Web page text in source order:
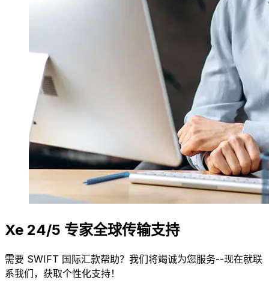
Xe 24/5 专家全球传输支持
需要 SWIFT 国际汇款帮助？我们将竭诚为您服务--现在就联
系我们，获取个性化支持！